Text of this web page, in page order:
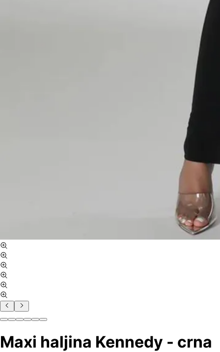
Maxi haljina Kennedy - crna